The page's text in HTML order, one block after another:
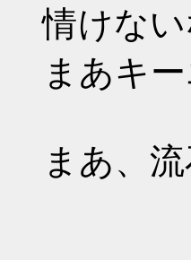
情けな
まあキ
まあ、